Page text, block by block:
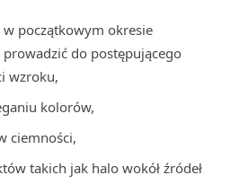
w początkowym okresie
do postępującego
wzroku,
kolorów,
ciemności,
takich jak halo wokół źródeł